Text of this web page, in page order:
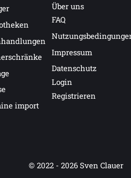
import
Über uns
FAQ
Impressum
Datenschutz
Login
Registrieren
© 2022 - 2026 Sven Clauer